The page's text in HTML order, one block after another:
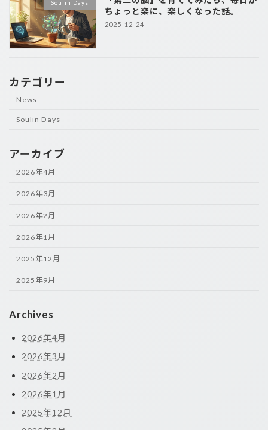
Soulin Days
ちょっと楽に、楽しくなった話。
2025-12-24
カテゴリー
News
Soulin Days
アーカイブ
2026年4月
2026年3月
2026年2月
2026年1月
2025年12月
2025年9月
Archives
2026年4月
2026年3月
2026年2月
2026年1月
2025年12月